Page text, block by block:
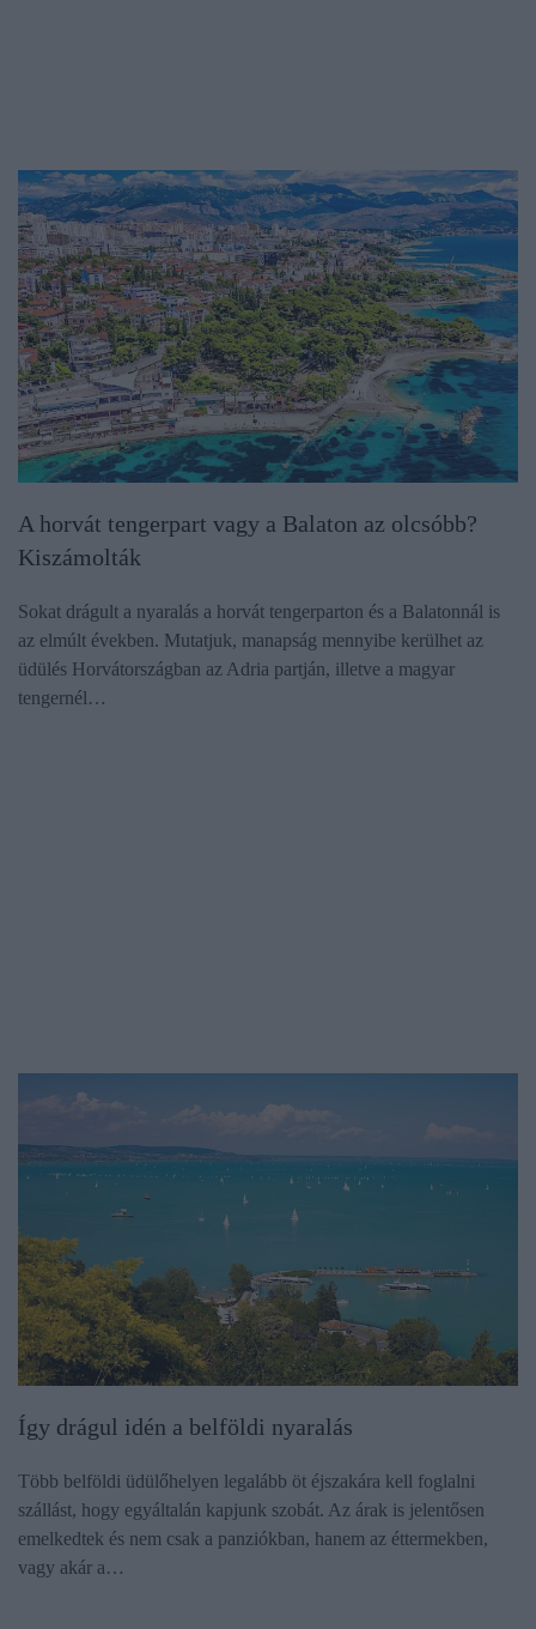
A horvát tengerpart vagy a Balaton az olcsóbb?
Kiszámolták
Sokat drágult a nyaralás a horvát tengerparton és a Balatonnál is
az elmúlt években. Mutatjuk, manapság mennyibe kerülhet az
üdülés Horvátországban az Adria partján, illetve a magyar
tengernél…
Így drágul idén a belföldi nyaralás
Több belföldi üdülőhelyen legalább öt éjszakára kell foglalni
szállást, hogy egyáltalán kapjunk szobát. Az árak is jelentősen
emelkedtek és nem csak a panziókban, hanem az éttermekben,
vagy akár a…